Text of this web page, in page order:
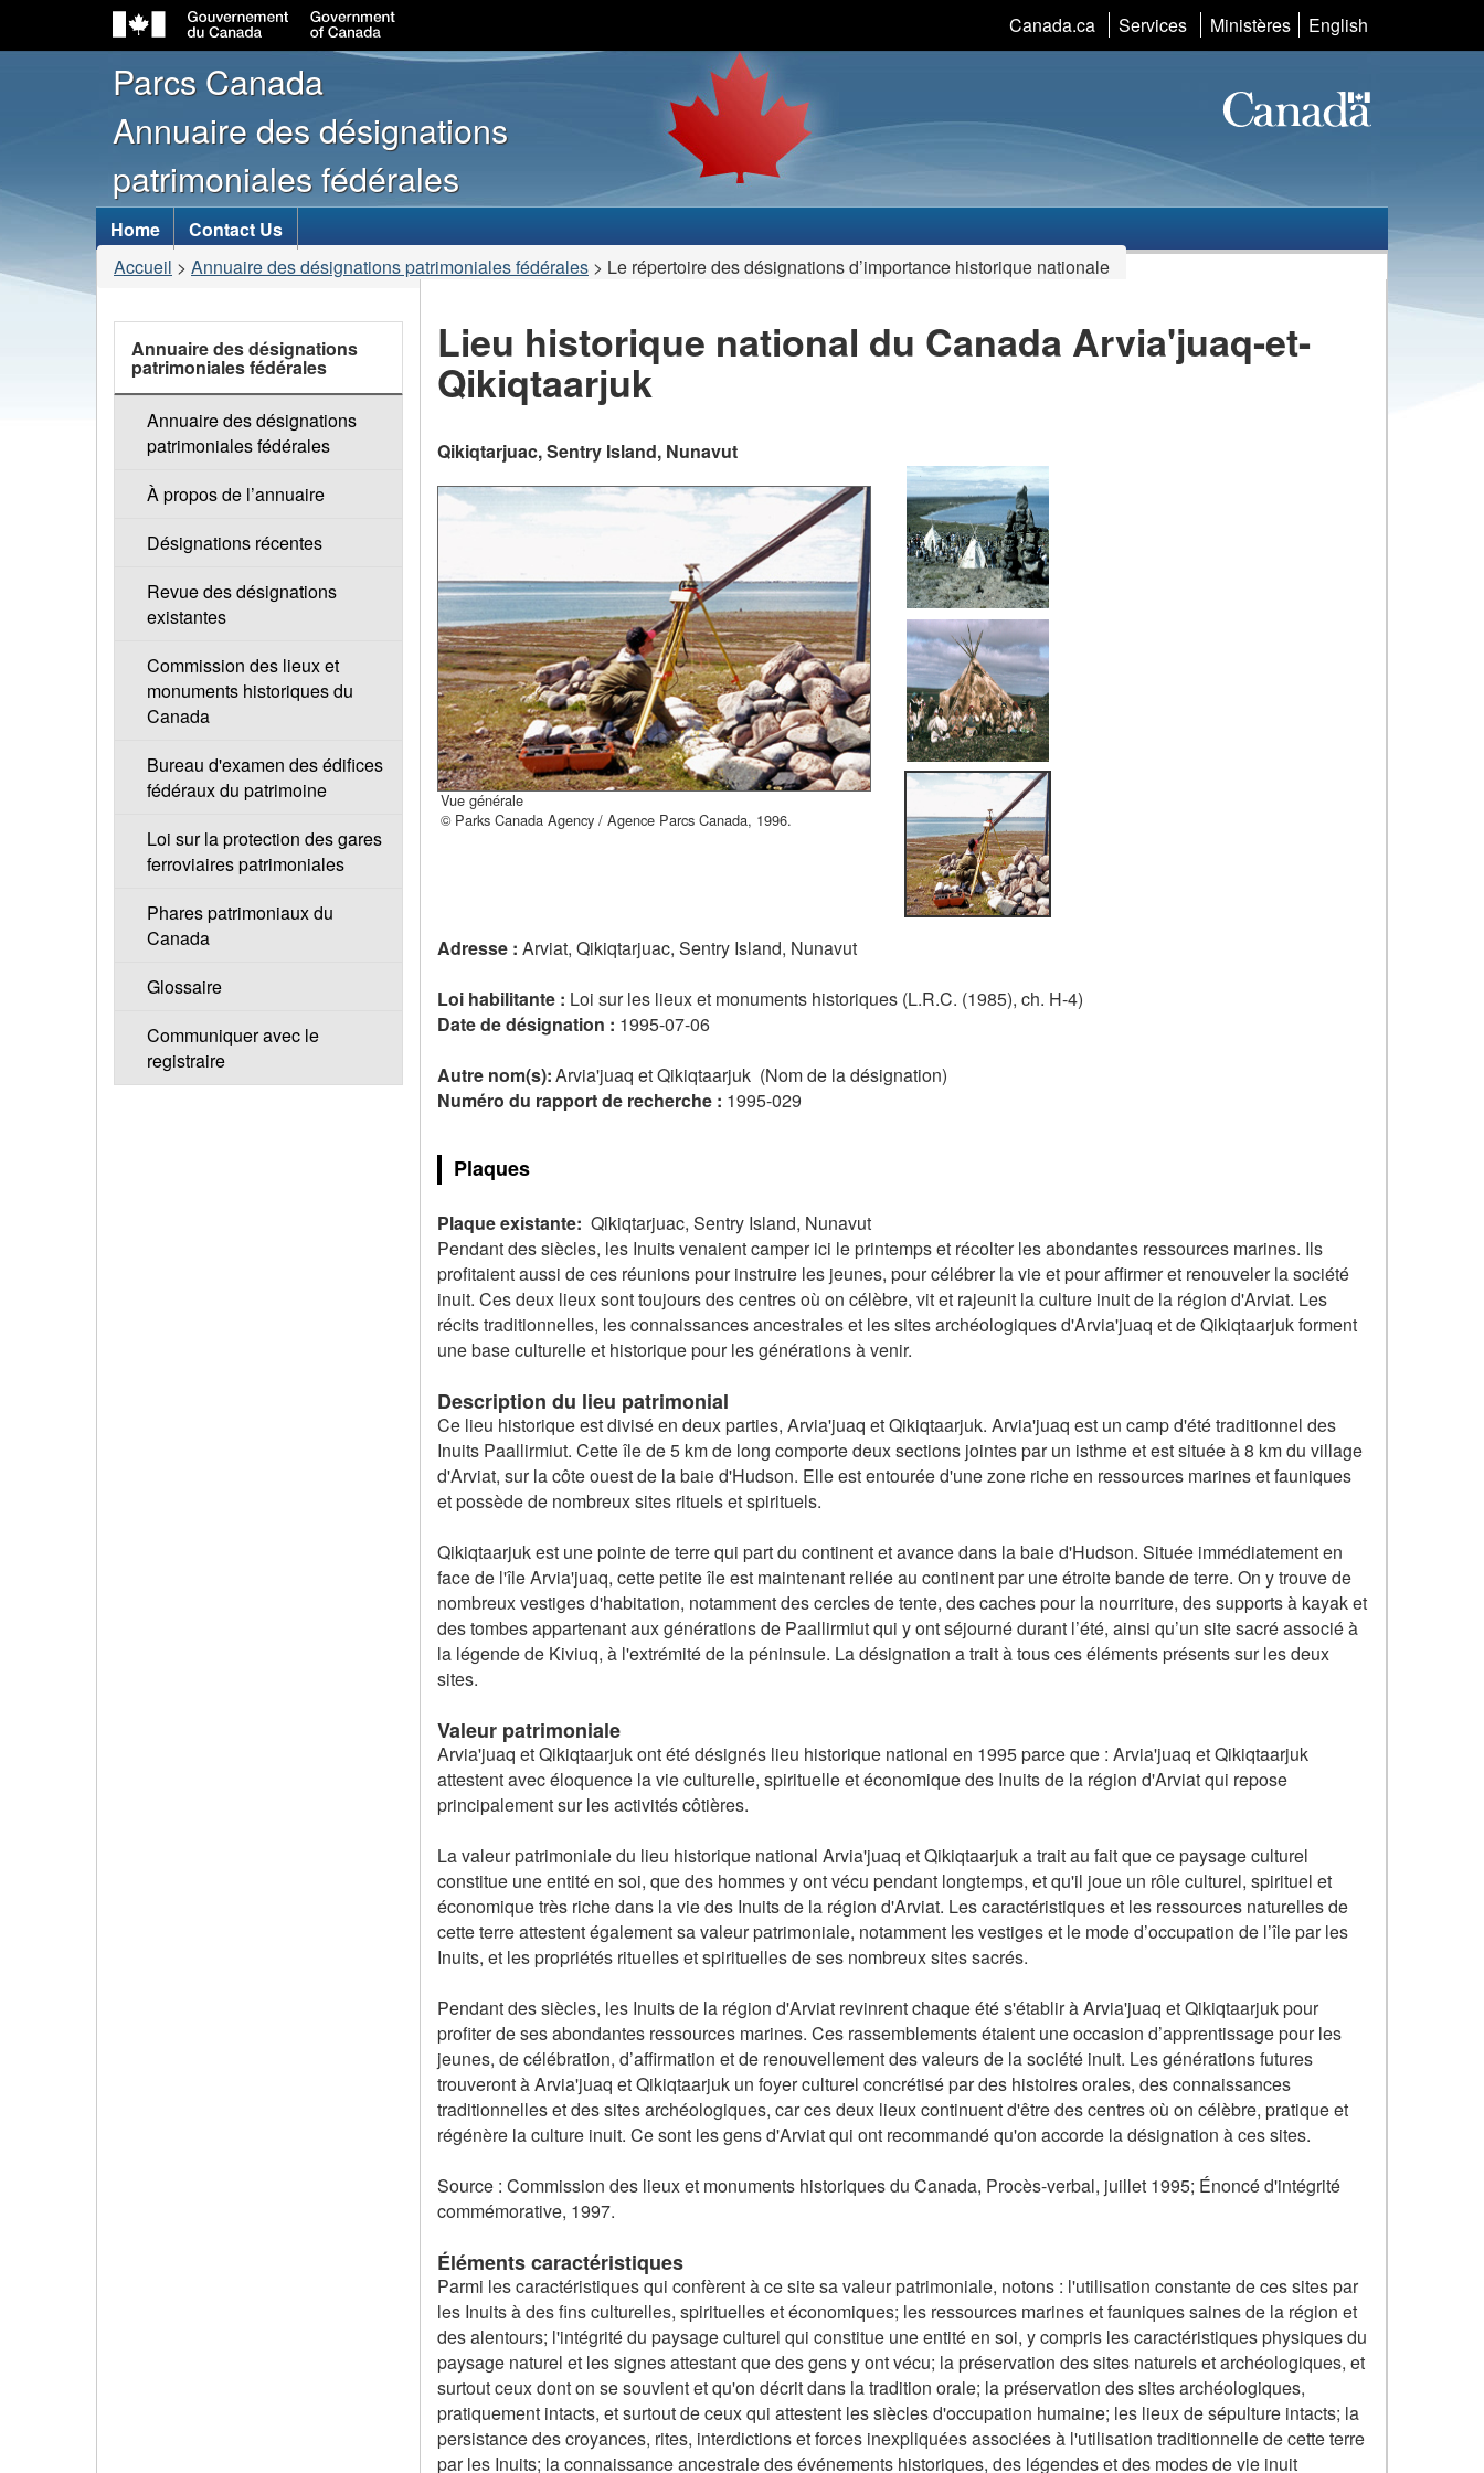
au
contenu
principal
à
« À
propos
site »
au
version
HTML
simplifiée
Canada.ca Services Ministères Sélection
de
la
langue
English
Parcs Canada
Annuaire des désignations
patrimoniales fédérales
Menu
des
sujets
Home Contact Us
Vous
êtes
Accueil > Annuaire des désignations patrimoniales fédérales > Le répertoire des désignations d’importance historique nationale
Lieu historique national du Canada Arvia'juaq-et-
Qikiqtaarjuk
Qikiqtarjuac, Sentry Island, Nunavut
Vue générale
© Parks Canada Agency / Agence Parcs Canada, 1996.
Adresse : Arviat, Qikiqtarjuac, Sentry Island, Nunavut
Loi habilitante : Loi sur les lieux et monuments historiques (L.R.C. (1985), ch. H-4)
Date de désignation : 1995-07-06
Autre nom(s):Arvia'juaq et Qikiqtaarjuk (Nom de la désignation)
Numéro du rapport de recherche : 1995-029
Plaques
Plaque existante: Qikiqtarjuac, Sentry Island, Nunavut
Pendant des siècles, les Inuits venaient camper ici le printemps et récolter les abondantes ressources marines. Ils
profitaient aussi de ces réunions pour instruire les jeunes, pour célébrer la vie et pour affirmer et renouveler la société
inuit. Ces deux lieux sont toujours des centres où on célèbre, vit et rajeunit la culture inuit de la région d'Arviat. Les
récits traditionnelles, les connaissances ancestrales et les sites archéologiques d'Arvia'juaq et de Qikiqtaarjuk forment
une base culturelle et historique pour les générations à venir.
Description du lieu patrimonial
Ce lieu historique est divisé en deux parties, Arvia'juaq et Qikiqtaarjuk. Arvia'juaq est un camp d'été traditionnel des
Inuits Paallirmiut. Cette île de 5 km de long comporte deux sections jointes par un isthme et est située à 8 km du village
d'Arviat, sur la côte ouest de la baie d'Hudson. Elle est entourée d'une zone riche en ressources marines et fauniques
et possède de nombreux sites rituels et spirituels.
Qikiqtaarjuk est une pointe de terre qui part du continent et avance dans la baie d'Hudson. Située immédiatement en
face de l'île Arvia'juaq, cette petite île est maintenant reliée au continent par une étroite bande de terre. On y trouve de
nombreux vestiges d'habitation, notamment des cercles de tente, des caches pour la nourriture, des supports à kayak et
des tombes appartenant aux générations de Paallirmiut qui y ont séjourné durant l’été, ainsi qu’un site sacré associé à
la légende de Kiviuq, à l'extrémité de la péninsule. La désignation a trait à tous ces éléments présents sur les deux
sites.
Valeur patrimoniale
Arvia'juaq et Qikiqtaarjuk ont été désignés lieu historique national en 1995 parce que : Arvia'juaq et Qikiqtaarjuk
attestent avec éloquence la vie culturelle, spirituelle et économique des Inuits de la région d'Arviat qui repose
principalement sur les activités côtières.
La valeur patrimoniale du lieu historique national Arvia'juaq et Qikiqtaarjuk a trait au fait que ce paysage culturel
constitue une entité en soi, que des hommes y ont vécu pendant longtemps, et qu'il joue un rôle culturel, spirituel et
économique très riche dans la vie des Inuits de la région d'Arviat. Les caractéristiques et les ressources naturelles de
cette terre attestent également sa valeur patrimoniale, notamment les vestiges et le mode d’occupation de l’île par les
Inuits, et les propriétés rituelles et spirituelles de ses nombreux sites sacrés.
Pendant des siècles, les Inuits de la région d'Arviat revinrent chaque été s'établir à Arvia'juaq et Qikiqtaarjuk pour
profiter de ses abondantes ressources marines. Ces rassemblements étaient une occasion d’apprentissage pour les
jeunes, de célébration, d’affirmation et de renouvellement des valeurs de la société inuit. Les générations futures
trouveront à Arvia'juaq et Qikiqtaarjuk un foyer culturel concrétisé par des histoires orales, des connaissances
traditionnelles et des sites archéologiques, car ces deux lieux continuent d'être des centres où on célèbre, pratique et
régénère la culture inuit. Ce sont les gens d'Arviat qui ont recommandé qu'on accorde la désignation à ces sites.
Source : Commission des lieux et monuments historiques du Canada, Procès-verbal, juillet 1995; Énoncé d'intégrité
commémorative, 1997.
Éléments caractéristiques
Parmi les caractéristiques qui confèrent à ce site sa valeur patrimoniale, notons : l'utilisation constante de ces sites par
les Inuits à des fins culturelles, spirituelles et économiques; les ressources marines et fauniques saines de la région et
des alentours; l'intégrité du paysage culturel qui constitue une entité en soi, y compris les caractéristiques physiques du
paysage naturel et les signes attestant que des gens y ont vécu; la préservation des sites naturels et archéologiques, et
surtout ceux dont on se souvient et qu'on décrit dans la tradition orale; la préservation des sites archéologiques,
pratiquement intacts, et surtout de ceux qui attestent les siècles d'occupation humaine; les lieux de sépulture intacts; la
persistance des croyances, rites, interdictions et forces inexpliquées associées à l'utilisation traditionnelle de cette terre
par les Inuits; la connaissance ancestrale des événements historiques, des légendes et des modes de vie inuit
links
Annuaire des désignations
patrimoniales fédérales
Annuaire des désignations
patrimoniales fédérales
À propos de l’annuaire
Désignations récentes
Revue des désignations
existantes
Commission des lieux et
monuments historiques du
Canada
Bureau d'examen des édifices
fédéraux du patrimoine
Loi sur la protection des gares
ferroviaires patrimoniales
Phares patrimoniaux du
Canada
Glossaire
Communiquer avec le
registraire